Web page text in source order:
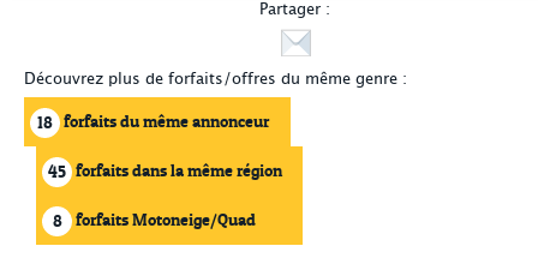
Partager :
Découvrez plus de forfaits/offres du même genre :
18 forfaits du même annonceur
45 forfaits dans la même région
8 forfaits Motoneige/Quad